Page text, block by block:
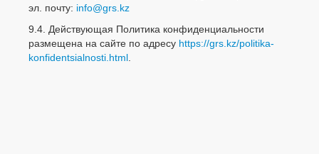
эл. почту: info@grs.kz
9.4. Действующая Политика конфиденциальности
размещена на сайте по адресу https://grs.kz/politika-
konfidentsialnosti.html